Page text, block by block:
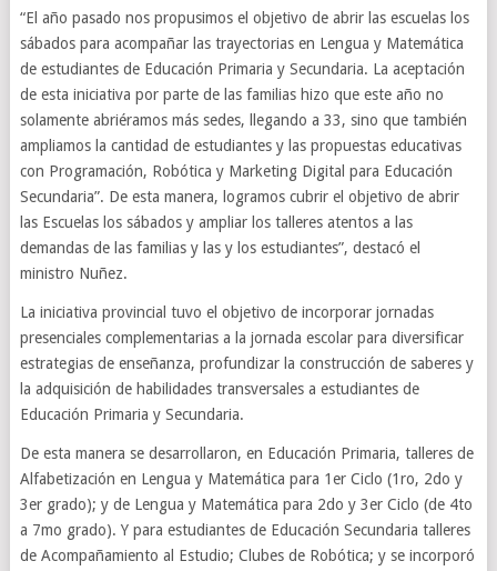
“El año pasado nos propusimos el objetivo de abrir las escuelas los
sábados para acompañar las trayectorias en Lengua y Matemática
de estudiantes de Educación Primaria y Secundaria. La aceptación
de esta iniciativa por parte de las familias hizo que este año no
solamente abriéramos más sedes, llegando a 33, sino que también
ampliamos la cantidad de estudiantes y las propuestas educativas
con Programación, Robótica y Marketing Digital para Educación
Secundaria”. De esta manera, logramos cubrir el objetivo de abrir
las Escuelas los sábados y ampliar los talleres atentos a las
demandas de las familias y las y los estudiantes”, destacó el
ministro Nuñez.
La iniciativa provincial tuvo el objetivo de incorporar jornadas
presenciales complementarias a la jornada escolar para diversificar
estrategias de enseñanza, profundizar la construcción de saberes y
la adquisición de habilidades transversales a estudiantes de
Educación Primaria y Secundaria.
De esta manera se desarrollaron, en Educación Primaria, talleres de
Alfabetización en Lengua y Matemática para 1er Ciclo (1ro, 2do y
3er grado); y de Lengua y Matemática para 2do y 3er Ciclo (de 4to
a 7mo grado). Y para estudiantes de Educación Secundaria talleres
de Acompañamiento al Estudio; Clubes de Robótica; y se incorporó